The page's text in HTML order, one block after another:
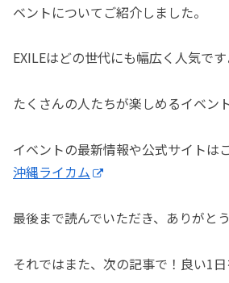
ベントについてご紹介しました。
EXILEはどの世代にも幅広く人気です
たくさんの人たちが楽しめるイベン
イベントの最新情報や公式サイトは
沖縄ライカム
最後まで読んでいただき、ありがと
それではまた、次の記事で！良い1日